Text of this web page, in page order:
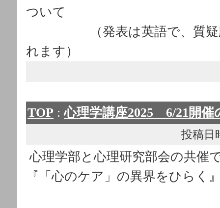
ついて
（発表は英語で、質疑応
れます）
TOP :心理学講座2025 6/21開催
投稿日
心理学部と心理研究部会の共催
『「心のケア」の異界をひらく